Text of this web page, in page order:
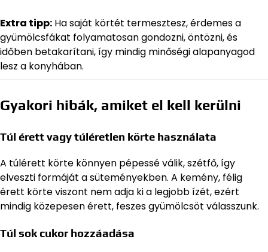
Extra tipp: Ha saját körtét termesztesz, érdemes a
gyümölcsfákat folyamatosan gondozni, öntözni, és
időben betakarítani, így mindig minőségi alapanyagod
lesz a konyhában.
Gyakori hibák, amiket el kell kerülni
Túl érett vagy túléretlen körte használata
A túlérett körte könnyen pépessé válik, szétfő, így
elveszti formáját a süteményekben. A kemény, félig
érett körte viszont nem adja ki a legjobb ízét, ezért
mindig közepesen érett, feszes gyümölcsöt válasszunk.
Túl sok cukor hozzáadása